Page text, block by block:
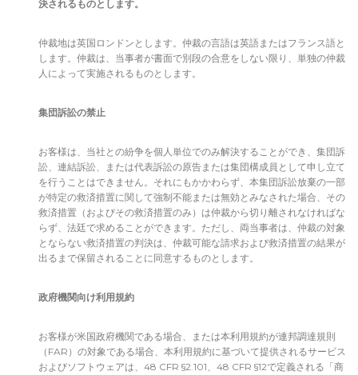
決されるものとします。
仲裁地は英国ロンドンとします。仲裁の言語は英語またはフランス語と
します。仲裁は、当事者が書面で別段の合意をしない限り、単独の仲裁
人によって実施されるものとします。
集団訴訟の禁止
お客様は、当社との紛争を個人単位でのみ解決することができ、集団訴
訟、連結訴訟、または代表訴訟の原告または集団構成員として申し立て
を行うことはできません。それにもかかわらず、本集団訴訟放棄の一部
が特定の救済措置に関して強制不能または無効とみなされた場合、その
救済措置（およびその救済措置のみ）は仲裁から切り離されなければな
らず、法廷で求めることができます。ただし、両当事者は、仲裁の対象
とならない救済措置の判決は、仲裁可能な請求および救済措置の結果が
出るまで保留されることに同意するものとします。
政府機関向け利用規約
お客様が米国政府機関である場合、または本利用規約が連邦調達規則
（FAR）の対象である場合、本利用規約に基づいて提供されるサービス
およびソフトウェアは、48 CFR §2.101、48 CFR §12で定義される「商